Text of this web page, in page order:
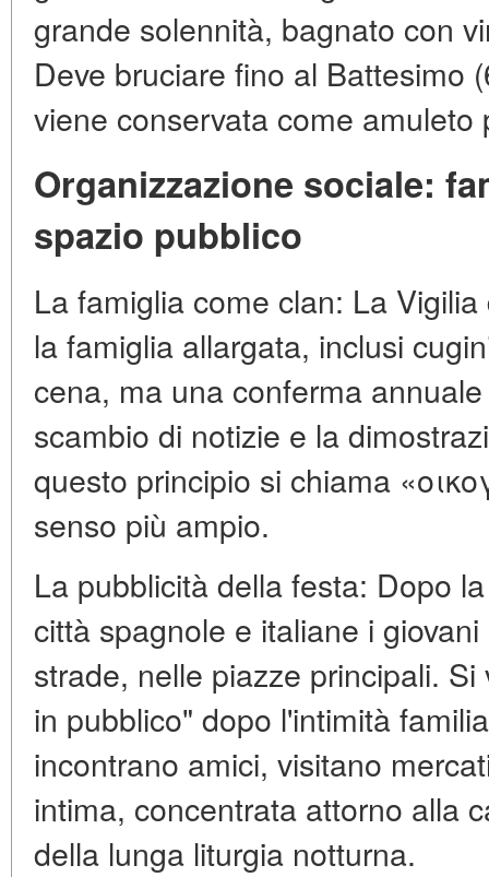
grande solennità, bagnato con
Deve bruciare fino al Battesimo
viene conservata come amuleto
Organizzazione sociale:
spazio pubblico
La famiglia come clan: La
la famiglia allargata, inclusi
cena, ma una conferma
scambio di notizie e la
questo principio si chiama
senso più ampio.
La pubblicità della festa: Dopo
città spagnole e italiane i
strade, nelle piazze principali.
in pubblico" dopo l'intimità
incontrano amici, visitano
intima, concentrata attorno alla
della lunga liturgia notturna.